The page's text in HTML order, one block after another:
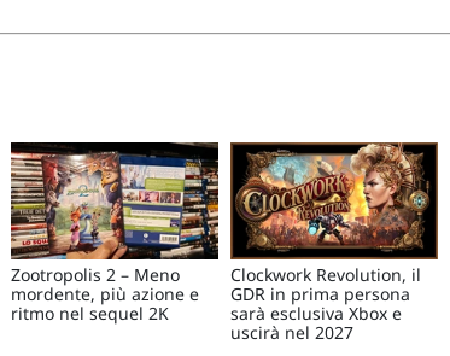
Zootropolis 2 – Meno
mordente, più azione e
ritmo nel sequel 2K
Clockwork Revolution, il
GDR in prima persona
sarà esclusiva Xbox e
uscirà nel 2027